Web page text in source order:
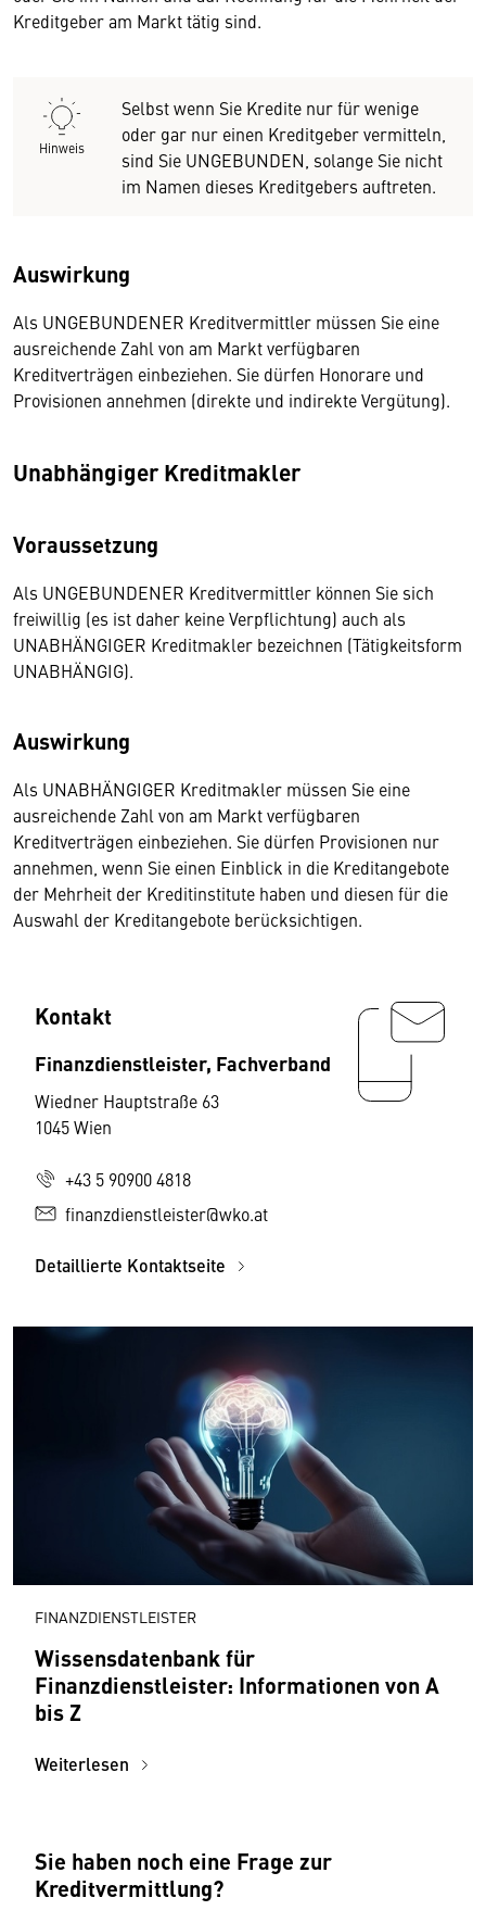
Kreditgeber am Markt tätig sind.
Hinweis
Selbst wenn Sie Kredite nur für wenige
oder gar nur einen Kreditgeber vermitteln,
sind Sie UNGEBUNDEN, solange Sie nicht
im Namen dieses Kreditgebers auftreten.
Auswirkung
Als UNGEBUNDENER Kreditvermittler müssen Sie eine
ausreichende Zahl von am Markt verfügbaren
Kreditverträgen einbeziehen. Sie dürfen Honorare und
Provisionen annehmen (direkte und indirekte Vergütung).
Unabhängiger Kreditmakler
Voraussetzung
Als UNGEBUNDENER Kreditvermittler können Sie sich
freiwillig (es ist daher keine Verpflichtung) auch als
UNABHÄNGIGER Kreditmakler bezeichnen (Tätigkeitsform
UNABHÄNGIG).
Auswirkung
Als UNABHÄNGIGER Kreditmakler müssen Sie eine
ausreichende Zahl von am Markt verfügbaren
Kreditverträgen einbeziehen. Sie dürfen Provisionen nur
annehmen, wenn Sie einen Einblick in die Kreditangebote
der Mehrheit der Kreditinstitute haben und diesen für die
Auswahl der Kreditangebote berücksichtigen.
Kontakt
Finanzdienstleister, Fachverband
Wiedner Hauptstraße 63
1045 Wien
+43 5 90900 4818
finanzdienstleister@wko.at
Detaillierte Kontaktseite
FINANZDIENSTLEISTER
Wissensdatenbank für
Finanzdienstleister: Informationen von A
bis Z
Weiterlesen
Sie haben noch eine Frage zur
Kreditvermittlung?